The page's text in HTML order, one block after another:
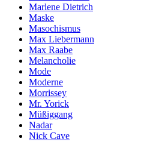
Marlene Dietrich
Maske
Masochismus
Max Liebermann
Max Raabe
Melancholie
Mode
Moderne
Morrissey
Mr. Yorick
Müßiggang
Nadar
Nick Cave